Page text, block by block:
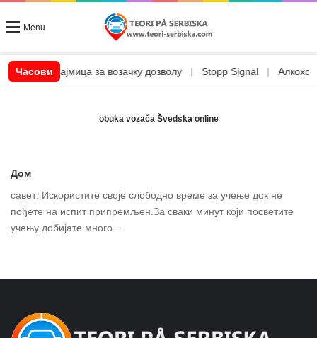
Menu
Часови
CSN позајмица за возачку дозволу | Stopp Signal Алкохол
obuka vozača Švedska online
Дом
савет: Искористите своје слободно време за учење док не
пођете на испит припремљен.За сваки минут који посветите
учењу добијате много…